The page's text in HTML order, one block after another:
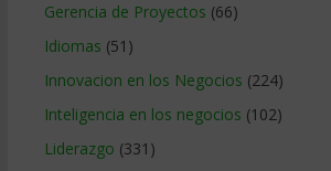
Gerencia de Proyectos (66)
Idiomas (51)
Innovacion en los Negocios (224)
Inteligencia en los negocios (102)
Liderazgo (331)